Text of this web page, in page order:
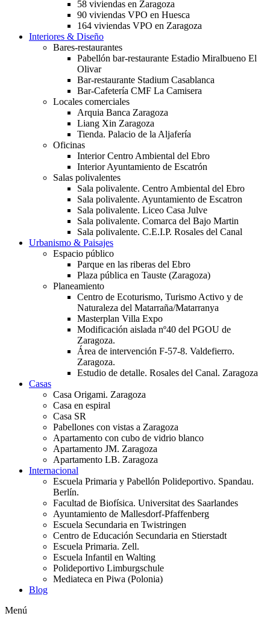
58 viviendas en Zaragoza
90 viviendas VPO en Huesca
164 viviendas VPO en Zaragoza
Interiores & Diseño
Bares-restaurantes
Pabellón bar-restaurante Estadio Miralbueno El
Olivar
Bar-restaurante Stadium Casablanca
Bar-Cafetería CMF La Camisera
Locales comerciales
Arquia Banca Zaragoza
Liang Xin Zaragoza
Tienda. Palacio de la Aljafería
Oficinas
Interior Centro Ambiental del Ebro
Interior Ayuntamiento de Escatrón
Salas polivalentes
Sala polivalente. Centro Ambiental del Ebro
Sala polivalente. Ayuntamiento de Escatron
Sala polivalente. Liceo Casa Julve
Sala polivalente. Comarca del Bajo Martin
Sala polivalente. C.E.I.P. Rosales del Canal
Urbanismo & Paisajes
Espacio público
Parque en las riberas del Ebro
Plaza pública en Tauste (Zaragoza)
Planeamiento
Centro de Ecoturismo, Turismo Activo y de
Naturaleza del Matarraña/Matarranya
Masterplan Villa Expo
Modificación aislada nº40 del PGOU de
Zaragoza.
Área de intervención F-57-8. Valdefierro.
Zaragoza.
Estudio de detalle. Rosales del Canal. Zaragoza
Casas
Casa Origami. Zaragoza
Casa en espiral
Casa SR
Pabellones con vistas a Zaragoza
Apartamento con cubo de vidrio blanco
Apartamento JM. Zaragoza
Apartamento LB. Zaragoza
Internacional
Escuela Primaria y Pabellón Polideportivo. Spandau.
Berlín.
Facultad de Biofísica. Universitat des Saarlandes
Ayuntamiento de Mallesdorf-Pfaffenberg
Escuela Secundaria en Twistringen
Centro de Educación Secundaria en Stierstadt
Escuela Primaria. Zell.
Escuela Infantil en Walting
Polideportivo Limburgschule
Mediateca en Piwa (Polonia)
Blog
Menú